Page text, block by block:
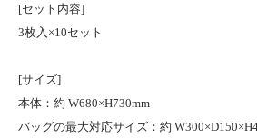
[セット内容]
3枚入×10セット
[サイズ]
本体：約 W680×H730mm
バッグの最大対応サイズ：約